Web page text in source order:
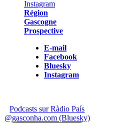
Région
Gascogne
Prospective
E-mail
Facebook
Bluesky
Instagram
Podcasts sur Ràdio País
@gasconha.com (Bluesky)